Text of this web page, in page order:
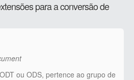
para a conversão de
ou ODS, pertence ao grupo de